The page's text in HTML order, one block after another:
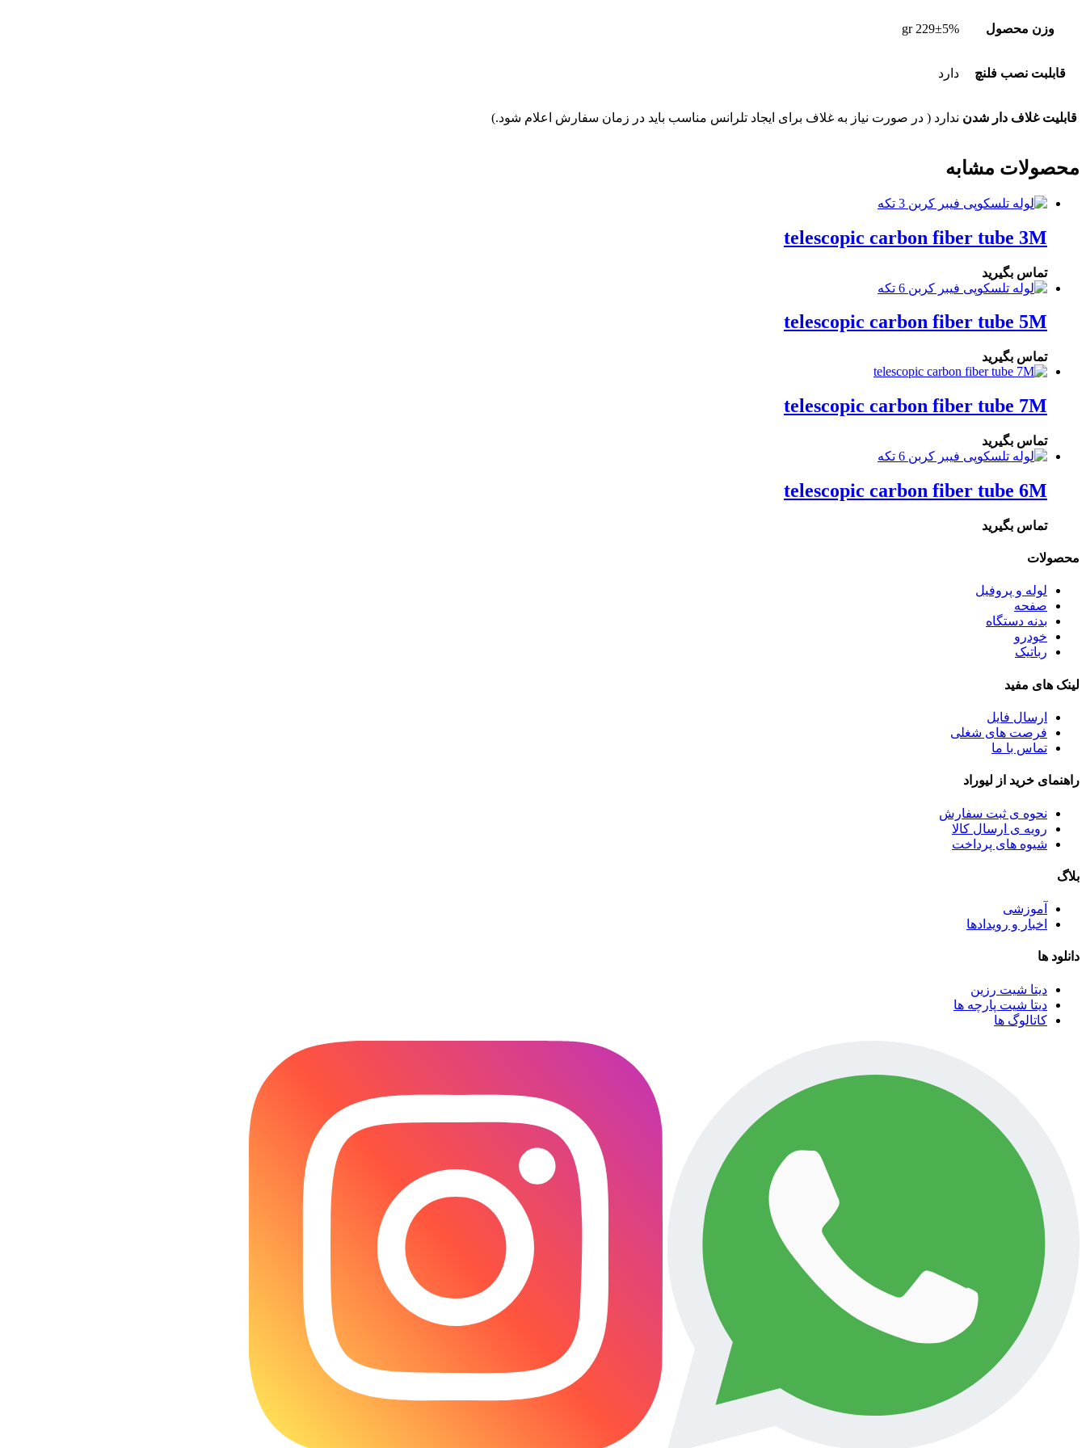
وزن محصول 229±5% gr
قابلبت نصب فلنچ دارد
قابلیت غلاف دار شدن ندارد ( در صورت نیاز به غلاف برای ایجاد تلرانس مناسب باید در زمان سفارش اعلام شود.)
محصولات مشابه
telescopic carbon fiber tube 3M
تماس بگیرید
telescopic carbon fiber tube 5M
تماس بگیرید
telescopic carbon fiber tube 7M
تماس بگیرید
telescopic carbon fiber tube 6M
تماس بگیرید
محصولات
لوله و پروفیل
صفحه
بدنه دستگاه
خودرو
رباتیک
لینک های مفید
ارسال فایل
فرصت های شغلی
تماس با ما
راهنمای خرید از لیوراد
نحوه ی ثبت سفارش
رویه ی ارسال کالا
شیوه های پرداخت
بلاگ
آموزشی
اخبار و رویدادها
دانلود ها
دیتا شیت رزین
دیتا شیت پارچه ها
کاتالوگ ها